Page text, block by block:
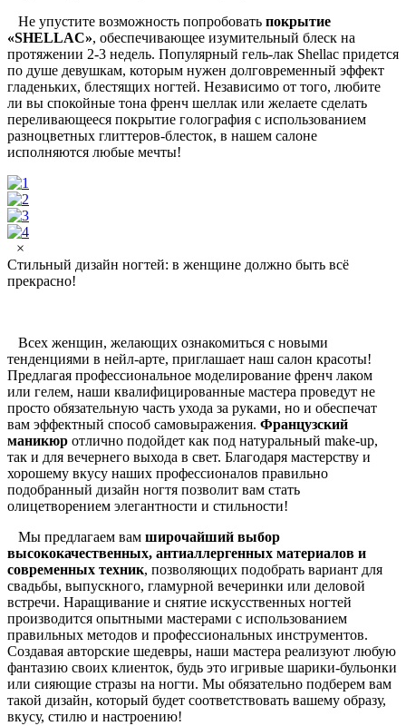
Не упустите возможность попробовать покрытие
«SHELLAC», обеспечивающее изумительный блеск на
протяжении 2-3 недель. Популярный гель-лак Shellac придется
по душе девушкам, которым нужен долговременный эффект
гладеньких, блестящих ногтей. Независимо от того, любите
ли вы спокойные тона френч шеллак или желаете сделать
переливающееся покрытие голография с использованием
разноцветных глиттеров-блесток, в нашем салоне
исполняются любые мечты!
×
Стильный дизайн ногтей: в женщине должно быть всё
прекрасно!
Всех женщин, желающих ознакомиться с новыми
тенденциями в нейл-арте, приглашает наш салон красоты!
Предлагая профессиональное моделирование френч лаком
или гелем, наши квалифицированные мастера проведут не
просто обязательную часть ухода за руками, но и обеспечат
вам эффектный способ самовыражения. Французский
маникюр отлично подойдет как под натуральный make-up,
так и для вечернего выхода в свет. Благодаря мастерству и
хорошему вкусу наших профессионалов правильно
подобранный дизайн ногтя позволит вам стать
олицетворением элегантности и стильности!
Мы предлагаем вам широчайший выбор
высококачественных, антиаллергенных материалов и
современных техник, позволяющих подобрать вариант для
свадьбы, выпускного, гламурной вечеринки или деловой
встречи. Наращивание и снятие искусственных ногтей
производится опытными мастерами с использованием
правильных методов и профессиональных инструментов.
Создавая авторские шедевры, наши мастера реализуют любую
фантазию своих клиенток, будь это игривые шарики-бульонки
или сияющие стразы на ногти. Мы обязательно подберем вам
такой дизайн, который будет соответствовать вашему образу,
вкусу, стилю и настроению!